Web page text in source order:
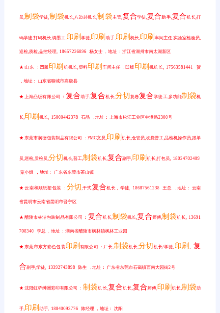
员,制袋学徒,制袋机长,八边封机长,制袋主管,复合学徒,复合助手,复合机长,打
码学徒,打码机长,调墨工,印刷 学徒,印刷助手,印刷机长,印刷车间主任,实验室检验员,
巡检,质检,品控经理, 18657226896 杨女士 ，地址： 浙江省湖州市南太湖新区
★ 山东 ：凹版 印刷 机机长,塑料印刷 车间主任，凹版 印刷机机长, 17563581441 贺
，地址： 山东省聊城市高唐县
★ 上海凸版有限公司 ： 复合助手,复合 机长,分切复卷复合学徒工,多功能制袋机
长,印刷 机长, 15000442378 石晶 ，地址： 上海市松江工业区申港路2300号
★ 东莞市润德包装制品有限公司 ：PMC文员,印刷 机长,仓管员,收袋普工,品检机操作员,跟单
员,巡检,质检员,分切 机长,普工,制袋机长,复合副手,印刷机长,打包员, 18024702409
粟小姐 ，地址： 广东省东莞市茶山镇
★ 云南和顺纸塑包装 ： 分切 ,干式复合机长，学徒, 18687561238 王总 ，地址： 云南
省昆明市云南省昆明市晋宁区
★ 醴陵市林洁包装制品有限公司 ： 复合机长,制袋机长,复合 师傅,制袋机长, 13691
708340 李总 ，地址： 湖南省醴陵市枫林镇枫林工业园
★ 东莞市东方彩色包装印刷有限公司 ：厂长,制袋机长,分切 机长/学徒, 印刷 、 复
合副手,学徒, 13392743898 陈生 ，地址： 广东省东莞市石碣镇西南大园街2号
★ 沈阳虹桥绅洲彩印有限公司 ：制袋机长,复合机长,复合 师傅,印刷 机长,制袋助
手,印刷 助手, 18840093776 陈经理 ，地址： 沈阳